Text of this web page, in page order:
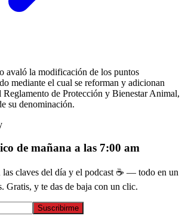
avaló la modificación de los puntos
mediante el cual se reforman y adicionan
Reglamento de Protección y Bienestar Animal,
su denominación.
de mañana a las 7:00 am
las claves del día y el podcast ☕ — todo en un
Gratis, y te das de baja con un clic.
Suscribirme